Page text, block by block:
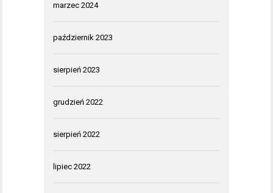
marzec 2024
październik 2023
sierpień 2023
grudzień 2022
sierpień 2022
lipiec 2022